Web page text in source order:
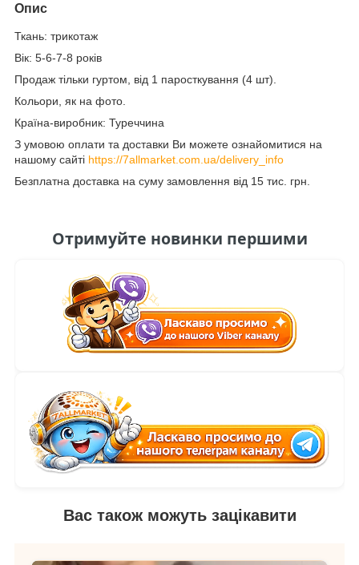
Опис
Ткань: трикотаж
Вік: 5-6-7-8 років
Продаж тільки гуртом, від 1 паросткування (4 шт).
Кольори, як на фото.
Країна-виробник: Туреччина
З умовою оплати та доставки Ви можете ознайомитися на
нашому сайті https://7allmarket.com.ua/delivery_info
Безплатна доставка на суму замовлення від 15 тис. грн.
Отримуйте новинки першими
Вас також можуть зацікавити